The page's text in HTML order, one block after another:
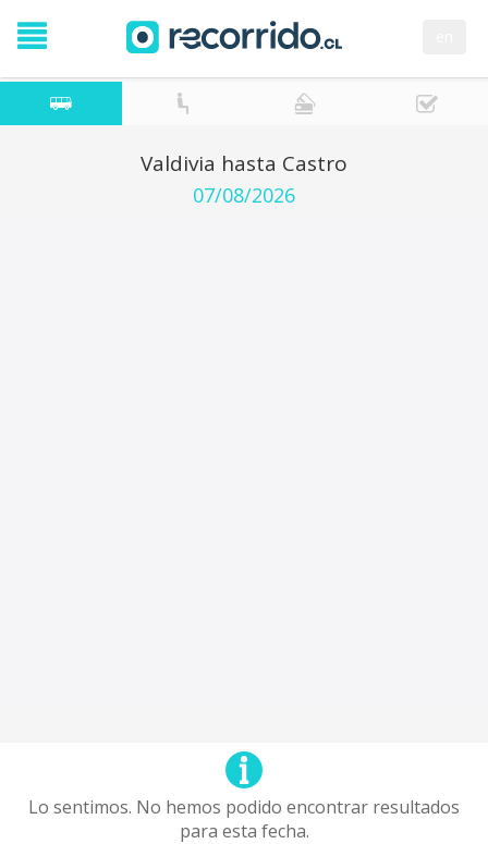
Valdivia hasta Castro
07/08/2026
Lo sentimos. No hemos podido encontrar resultados
para esta fecha.